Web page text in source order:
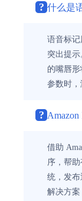
? 什么是
语音标
突出提
的嘴唇
参数时
?
借助
序，帮
统，发布
解决方